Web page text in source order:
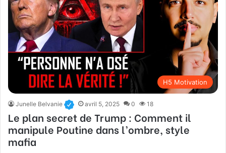
H5 Motivation
Junelle Belvanie avril 5, 2025 0 18
Le plan secret de Trump : Comment il
manipule Poutine dans l’ombre, style
mafia